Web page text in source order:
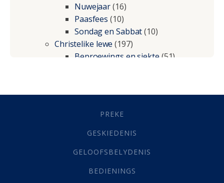
Nuwejaar(16)
Paasfees (10)
Sondag en Sabbat(10)
Christelike lewe (197)
Beproewings en siekte(51)
Geestelike Groei(10)
(21)
Grys Areas(4)
Lewensdoel(3)
Selfondersoek(1)
PREKE
GESKIEDENIS
GELOOFSBELYDENIS
BEDIENINGS